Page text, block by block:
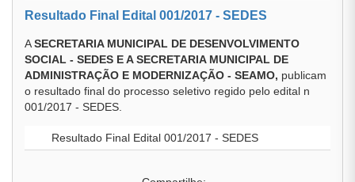
Resultado Final Edital 001/2017 - SEDES
ASECRETARIA MUNICIPAL DE DESENVOLVIMENTO
SOCIAL - SEDES E A SECRETARIA MUNICIPAL DE
ADMINISTRAÇÃO E MODERNIZAÇÃO - SEAMO, publicam
o resultado final do processo seletivo regido pelo edital n
001/2017 - SEDES.
Resultado Final Edital 001/2017 - SEDES